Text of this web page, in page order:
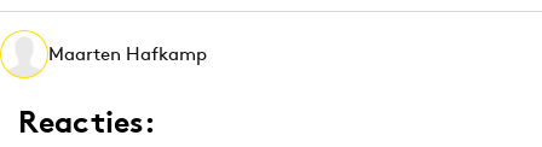
Media
Merkstrategie
Programmatic
Maarten Hafkamp
Reacties: